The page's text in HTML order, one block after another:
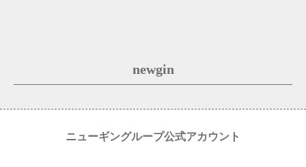
newgin
ニューギングループ公式アカウント